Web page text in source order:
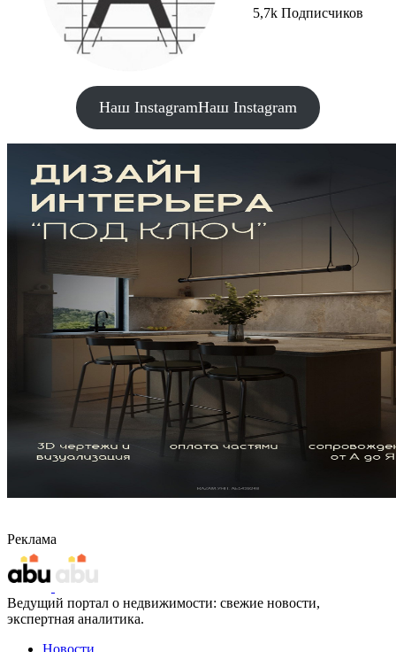
5,7k Подписчиков
Наш InstagramНаш Instagram
Реклама
Ведущий портал о недвижимости: свежие новости,
экспертная аналитика.
Новости